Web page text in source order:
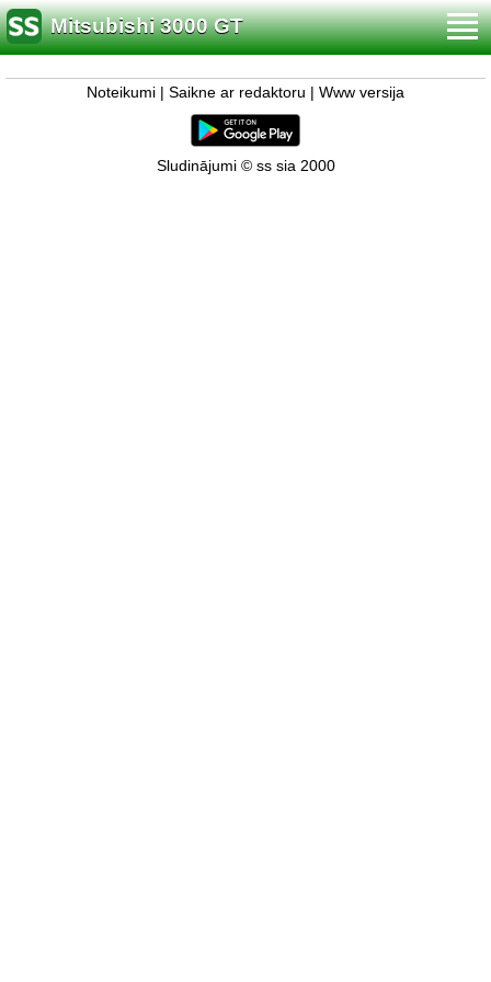
Mitsubishi 3000 GT
Noteikumi Saikne ar redaktoru Www versija
Sludinājumi © ss sia 2000